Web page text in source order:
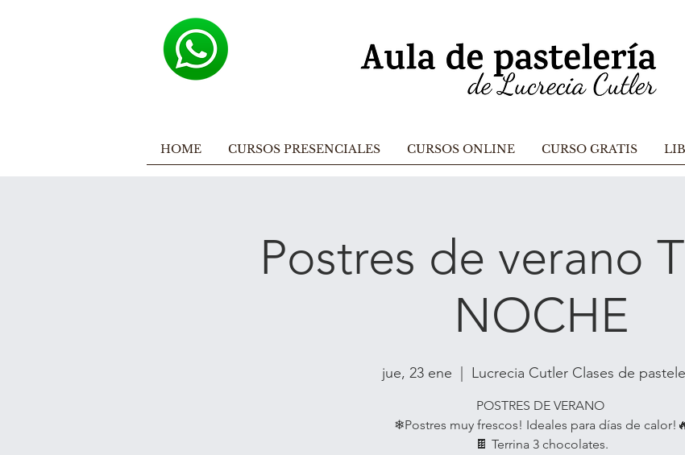
HOME CURSOS PRESENCIALES CURSOS ONLINE CURSO GRATIS
Postres de verano
NOCHE
jue, 23 ene Lucrecia Cutler Clases de
POSTRES DE VERANO
❄Postres muy frescos! Ideales para días de
🍫 Terrina 3 chocolates.